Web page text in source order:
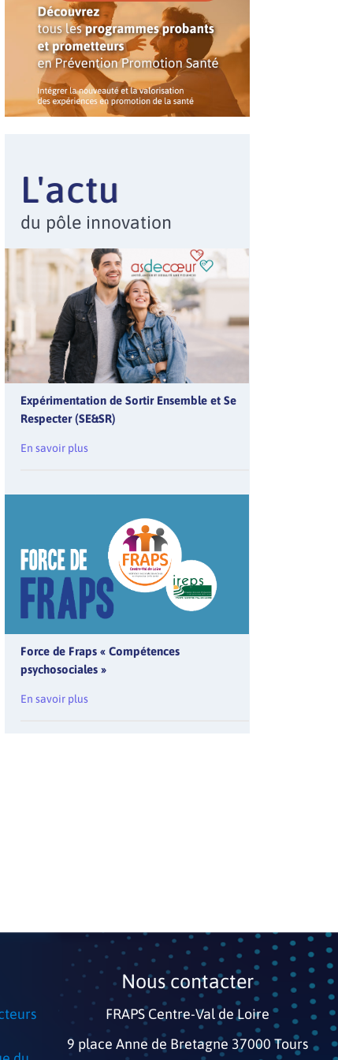
L'actu
du pôle innovation
Expérimentation de Sortir Ensemble et Se
Respecter (SE&SR)
En savoir plus
Force de Fraps « Compétences
psychosociales »
En savoir plus
Nous contacter​
FRAPS Centre-Val de Loire
9 place Anne de Bretagne 37000 Tours